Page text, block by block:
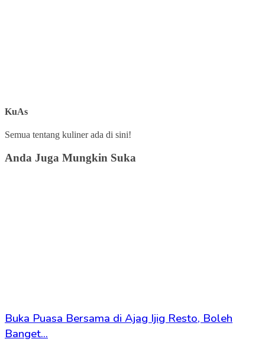
KuAs
Semua tentang kuliner ada di sini!
Anda Juga Mungkin Suka
Buka Puasa Bersama di Ajag Ijig Resto, Boleh
Banget…